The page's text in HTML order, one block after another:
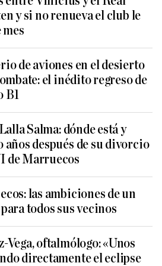
y si no renueva el club le
mes
de aviones en el desierto
el inédito regreso de
B1
Salma: dónde está y
años después de su divorcio
de Marruecos
las ambiciones de un
todos sus vecinos
Vega, oftalmólogo: «Unos
directamente el eclipse